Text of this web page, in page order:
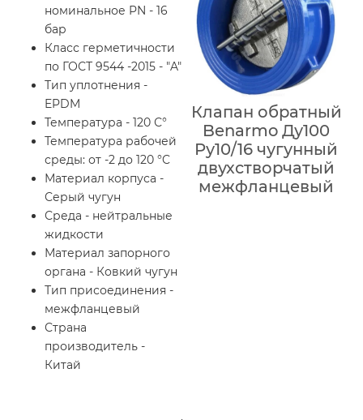
номинальное PN - 16
бар
Класс герметичности
по ГОСТ 9544 -2015 - "A"
Тип уплотнения -
EPDM
Температура - 120 С°
Температура рабочей
среды: от -2 до 120 °C
Материал корпуса -
Серый чугун
Среда - нейтральные
жидкости
Материал запорного
органа - Ковкий чугун
Тип присоединения -
межфланцевый
Страна
производитель -
Китай
Клапан обратный
Benarmo Ду100
Ру10/16 чугунный
двухстворчатый
межфланцевый